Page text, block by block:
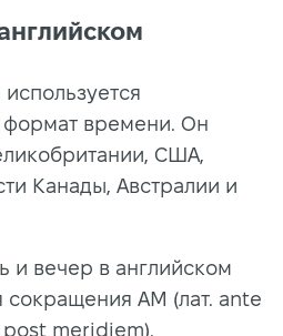
формат времени. Он
США,
Канады, Австралии и
и вечер в английском
сокращения AM (лат. ante
post meridiem).